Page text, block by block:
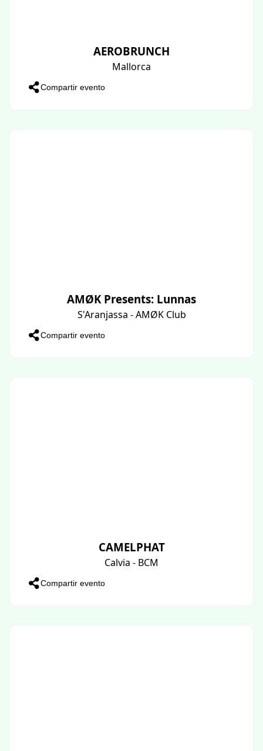
AEROBRUNCH
Mallorca
Compartir evento
AMØK Presents: Lunnas
S'Aranjassa - AMØK Club
Compartir evento
CAMELPHAT
Calvia - BCM
Compartir evento